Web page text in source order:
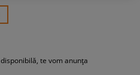
te vom anunța